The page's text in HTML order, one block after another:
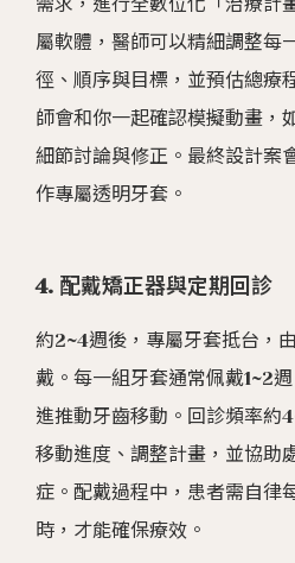
需求，進行全數位化「治療計
屬軟體，醫師可以精細調整每
徑、順序與目標，並預估總療
師會和你一起確認模擬動畫，
細節討論與修正。最終設計案
作專屬透明牙套。
4. 配戴矯正器與定期回診
約2~4週後，專屬牙套抵台，
戴。每一組牙套通常佩戴1~2
進推動牙齒移動。回診頻率約
移動進度、調整計畫，並協助
症。配戴過程中，患者需自律
時，才能確保療效。